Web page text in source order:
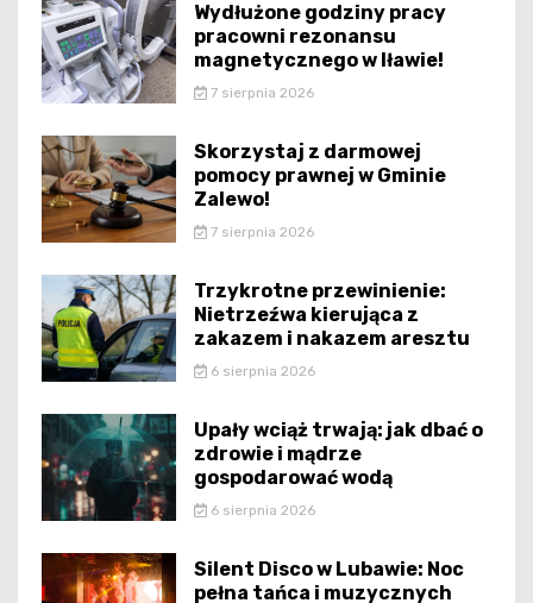
Wydłużone godziny pracy
pracowni rezonansu
magnetycznego w Iławie!
7 sierpnia 2026
Skorzystaj z darmowej
pomocy prawnej w Gminie
Zalewo!
7 sierpnia 2026
Trzykrotne przewinienie:
Nietrzeźwa kierująca z
zakazem i nakazem aresztu
6 sierpnia 2026
Upały wciąż trwają: jak dbać o
zdrowie i mądrze
gospodarować wodą
6 sierpnia 2026
Silent Disco w Lubawie: Noc
pełna tańca i muzycznych